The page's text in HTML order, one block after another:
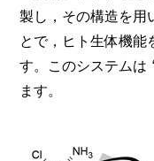
製し，その構造を用
とで，ヒト生体機能
す。このシステムは
ます。